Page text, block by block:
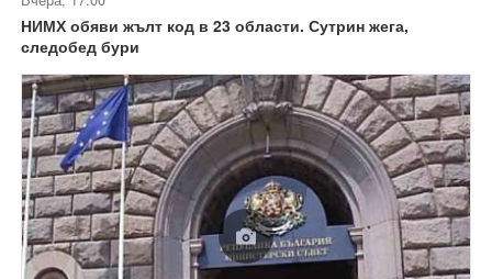
НИМХ обяви жълт код в 23 области. Сутрин жега,
следобед бури